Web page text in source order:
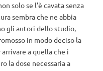
solo se l’è cavata senza
sembra che ne abbia
gli autori dello studio,
in modo deciso la
a quella che i
la dose necessaria a